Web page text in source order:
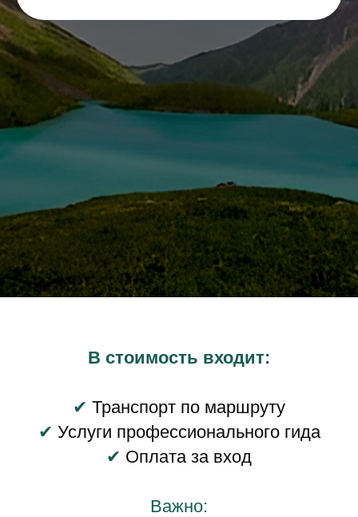
В стоимость входит:
✔ Транспорт по маршруту
✔ Услуги профессионального гида
✔ Оплата за вход
Важно: